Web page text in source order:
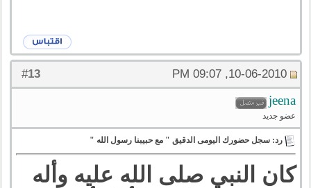
#
13 10-06-2010, 09:07 PM
jeena
عضو جديد
رد: سجل حضورك اليومى الدقيق " مع حبيبنا رسول الله "
‏كان النبي صلى الله عليه وأله